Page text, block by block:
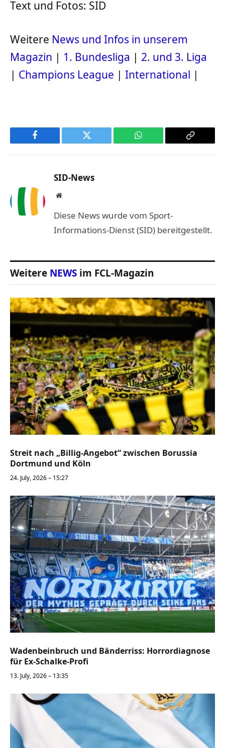
Text und Fotos: SID
Weitere News und Infos in unserem
Magazin | 1. Bundesliga | 2. und 3. Liga
| Champions League | International |
Facebook Twitter WhatsApp
Copy
SID-News
Website
Diese News wurde vom Sport-
Informations-Dienst (SID) bereitgestellt.
Weitere NEWS im FCL-Magazin
Streit nach „Billig-Angebot“ zwischen Borussia
Dortmund und Köln
24. July, 2026 – 15:27
Wadenbeinbruch und Bänderriss: Horrordiagnose
für Ex-Schalke-Profi
13. July, 2026 – 13:35